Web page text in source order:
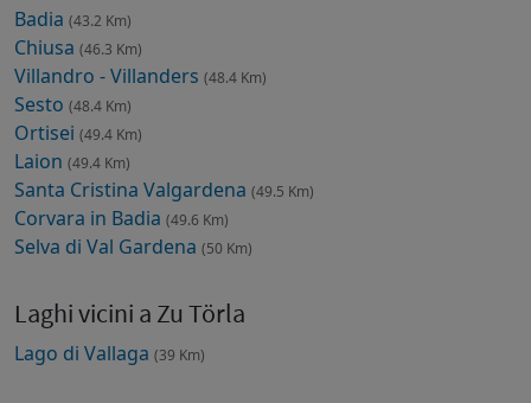
Badia (43.2 Km)
Chiusa (46.3 Km)
Villandro - Villanders (48.4 Km)
Sesto (48.4 Km)
Ortisei (49.4 Km)
Laion (49.4 Km)
Santa Cristina Valgardena (49.5 Km)
Corvara in Badia (49.6 Km)
Selva di Val Gardena (50 Km)
Laghi vicini a Zu Törla
Lago di Vallaga (39 Km)